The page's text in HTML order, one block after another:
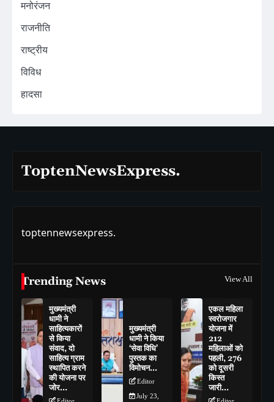
मनोरंजन
राजनीति
राष्ट्रीय
विविध
हादसा
ToptenNewsExpress.
toptennewsexpress.
Trending News View All
मुख्यमंत्री
धामी ने
साहित्यकारों
से किया
संवाद, दो
साहित्य ग्राम
स्थापित करने
की योजना पर
जोर…
मुख्यमंत्री
धामी ने किया
‘सेवा विधि’
पुस्तक का
विमोचन…
Editor
July 23,
एकल महिला
स्वरोजगार
योजना में
212
महिलाओं को
पहली, 276
को दूसरी
किस्त
जारी…